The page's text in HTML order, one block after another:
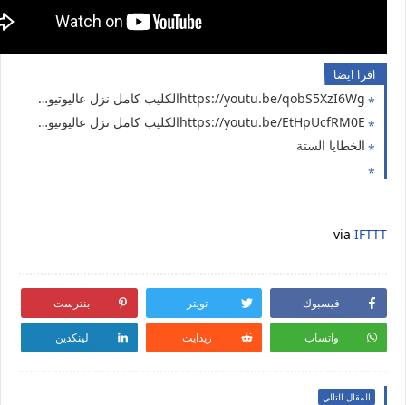
اقرا ايضا
https://youtu.be/qobS5XzI6Wgالكليب كامل نزل عاليوتيوب ج7
https://youtu.be/EtHpUcfRM0Eالكليب كامل نزل عاليوتيوب ج6
الخطايا الستة
via IFTTT
فيسبوك تويتر بنترست
واتساب ريدايت لينكدين
المقال التالي